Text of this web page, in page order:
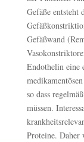
Gefäße entsteht
Gefäßwand
Endothelin eine
so dass
müssen.
Proteine. Daher